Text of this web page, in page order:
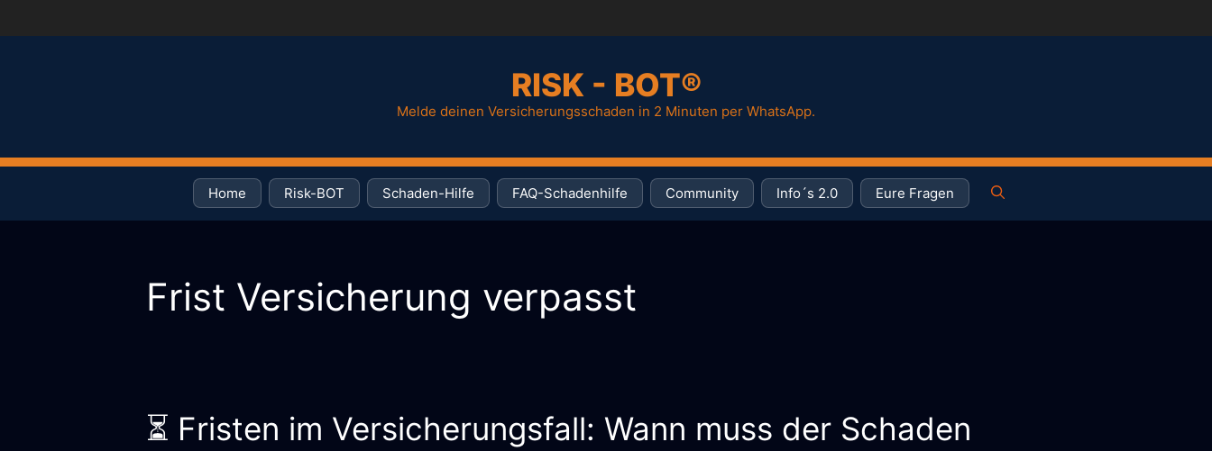
Inhalt
RISK - BOT®
Melde deinen Versicherungsschaden in 2 Minuten per WhatsApp.
Home Risk-BOT Schaden-Hilfe FAQ-Schadenhilfe Community Info´s 2.0 Eure Fragen
Frist Versicherung verpasst
⏳ Fristen im Versicherungsfall: Wann muss der Schaden